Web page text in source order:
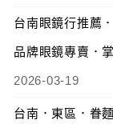
台南眼鏡行推薦
品牌眼鏡專賣．
2026-03-19
台南．東區．眷